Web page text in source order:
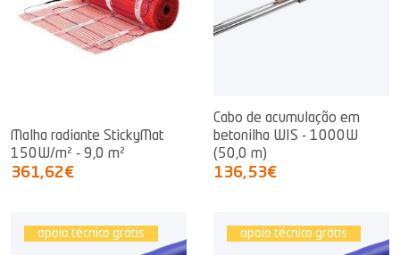
Malha radiante StickyMat
150W/m² - 9,0 m²
361,62€
Cabo de acumulação em
betonilha WIS - 1000W
(50,0 m)
136,53€
apoio técnico grátis apoio técnico grátis